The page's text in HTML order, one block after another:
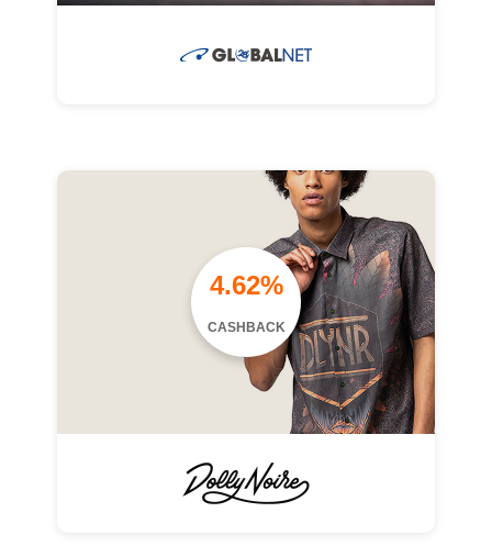
4.62%
CASHBACK